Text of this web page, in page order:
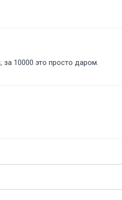
10000 это просто даром.